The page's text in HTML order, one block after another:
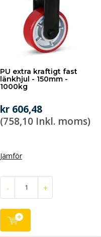
PU extra kraftigt fast
länkhjul - 150mm -
1000kg
kr 606,48
(758,10 Inkl. moms)
Jämför
- +